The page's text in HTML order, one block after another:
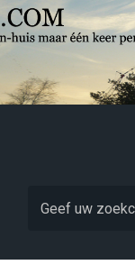
Skip to main